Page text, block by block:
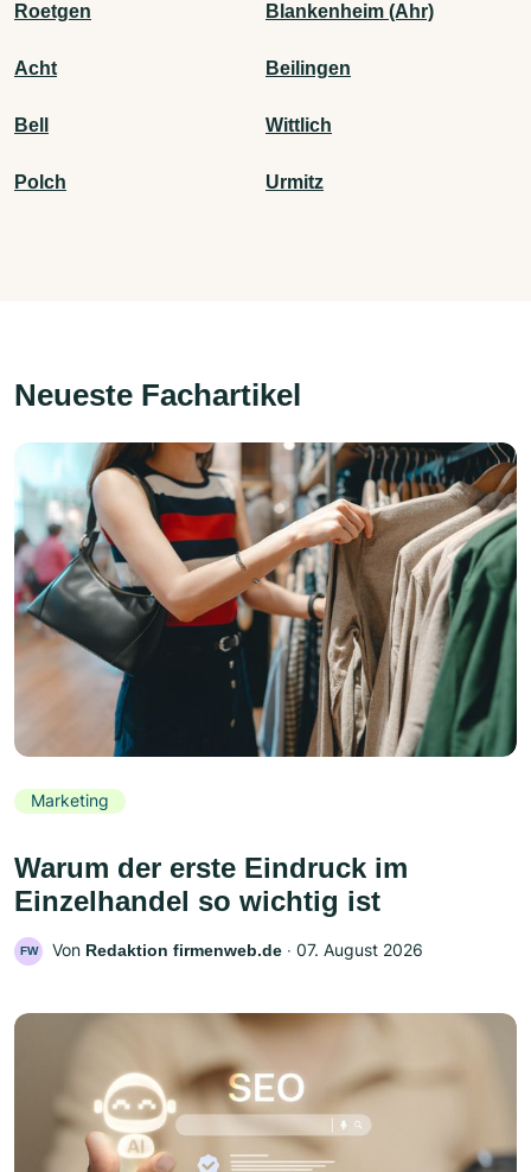
Roetgen Blankenheim (Ahr)
Acht Beilingen
Bell Wittlich
Polch Urmitz
Neueste Fachartikel
Marketing
Warum der erste Eindruck im
Einzelhandel so wichtig ist
FW Von Redaktion firmenweb.de ‧ 07. August 2026